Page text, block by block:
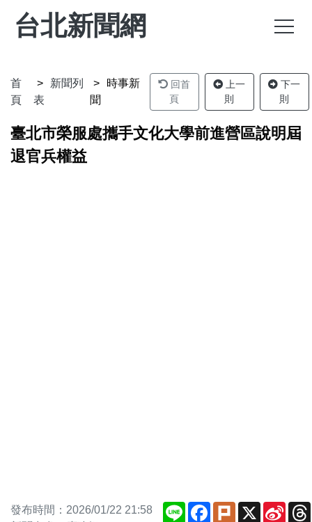
台北新聞網
首
頁
新聞列
表
時事新
聞
回首
頁
上一
則
下一
則
臺北市榮服處攜手文化大學前進營區說明屆
退官兵權益
發布時間：2026/01/22 21:58
Line Facebook
Plurk X
Sina